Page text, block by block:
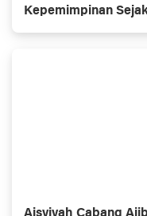
Kepemimpinan